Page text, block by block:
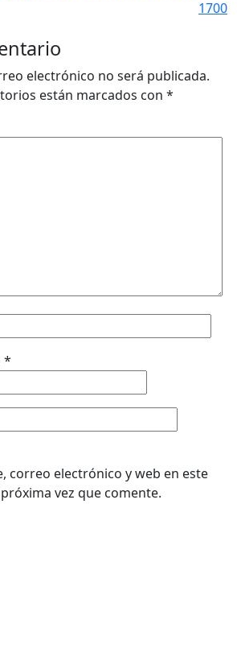
1700
electrónico no será publicada.
están marcados con *
*
correo electrónico y web en este
vez que comente.